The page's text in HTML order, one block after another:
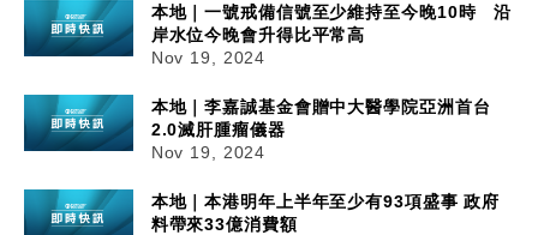
本地｜一號戒備信號至少維持至今晚10時 沿
岸水位今晚會升得比平常高
Nov 19, 2024
本地｜李嘉誠基金會贈中大醫學院亞洲首台
2.0滅肝腫瘤儀器
Nov 19, 2024
本地｜本港明年上半年至少有93項盛事 政府
料帶來33億消費額